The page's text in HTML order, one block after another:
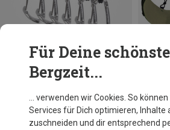
Lime Set M-UL 6er Pack Expressset
118,70 €
Für Deine schönste
Bergzeit...
… verwenden wir Cookies. So
Services für Dich optimieren, Inhalte
zuschneiden und dir entsprechend